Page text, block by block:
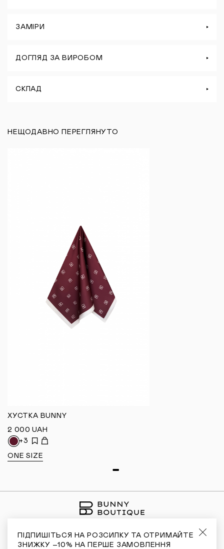
ЗАМІРИ
ДОГЛЯД ЗА ВИРОБОМ
СКЛАД
НЕЩОДАВНО ПЕРЕГЛЯНУТО
ХУСТКА BUNNY
2 000 UAH
+3
ONE SIZE
ПІДПИШІТЬСЯ НА РОЗСИЛКУ ТА ОТРИМАЙТЕ
ЗНИЖКУ –10% НА ПЕРШЕ ЗАМОВЛЕННЯ